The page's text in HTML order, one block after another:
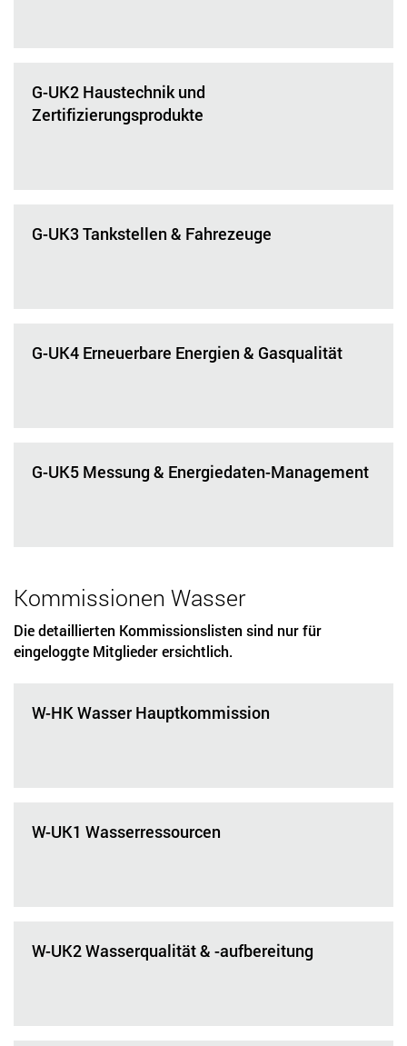
G-UK2 Haustechnik und
Zertifizierungsprodukte
G-UK3 Tankstellen & Fahrezeuge
G-UK4 Erneuerbare Energien & Gasqualität
G-UK5 Messung & Energiedaten-Management
Kommissionen Wasser
Die detaillierten Kommissionslisten sind nur für
eingeloggte Mitglieder ersichtlich.
W-HK Wasser Hauptkommission
W-UK1 Wasserressourcen
W-UK2 Wasserqualität & -aufbereitung